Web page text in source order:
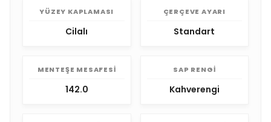
YÜZEY KAPLAMASI
Cilalı
ÇERÇEVE AYARI
Standart
MENTEŞE MESAFESI
142.0
SAP RENGI
Kahverengi